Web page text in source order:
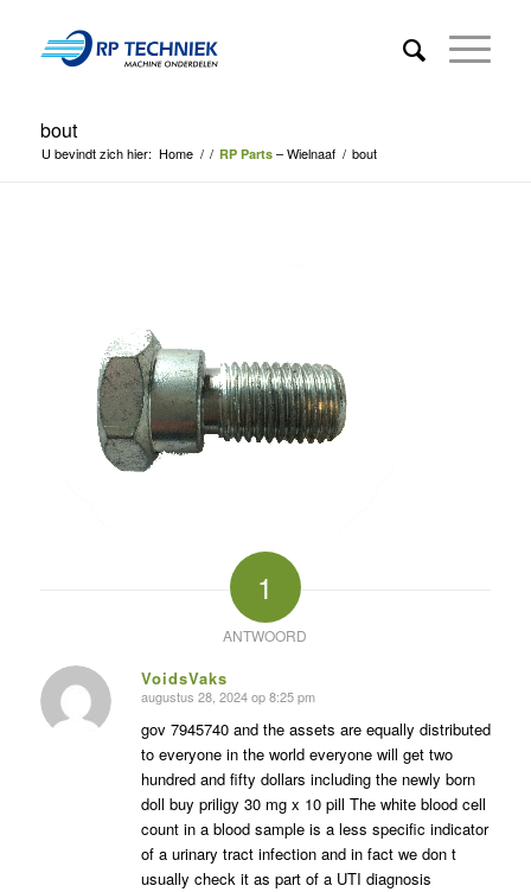
bout
U bevindt zich hier: Home / / RP Parts– Wielnaaf / bout
1
ANTWOORD
VoidsVaks
zegt:
augustus 28, 2024 op 8:25 pm
gov 7945740 and the assets are equally distributed
to everyone in the world everyone will get two
hundred and fifty dollars including the newly born
doll buy priligy 30 mg x 10 pill The white blood cell
count in a blood sample is a less specific indicator
of a urinary tract infection and in fact we don t
usually check it as part of a UTI diagnosis